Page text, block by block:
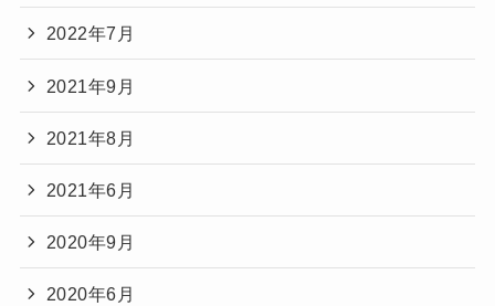
2022年7月
2021年9月
2021年8月
2021年6月
2020年9月
2020年6月